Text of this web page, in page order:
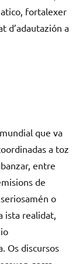
fortalexer
d’adautazión a
que va
a toz
entre
de
o
ista realidat,
Os discursos